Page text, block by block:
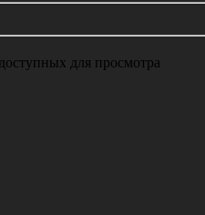
для просмотра